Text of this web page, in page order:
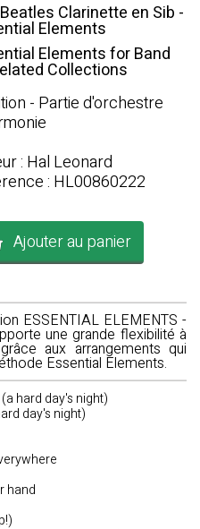
Clarinette en Sib -
Elements
Elements for Band
Collections
- Partie d'orchestre
: Hal Leonard
: HL00860222
Ajouter au panier
ESSENTIAL ELEMENTS -
une grande flexibilité à
aux arrangements qui
Essential Elements.
hard day's night)
day's night)
hand